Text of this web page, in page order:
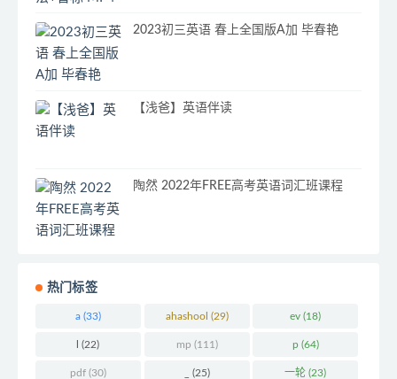
2023初三英语 春上全国版A加 毕春艳
【浅爸】英语伴读
陶然 2022年FREE高考英语词汇班课程
热门标签
a(33) ahashool (29) ev (18)
(22) mp (111) p(64)
pdf(30) (25) 一轮 (23)